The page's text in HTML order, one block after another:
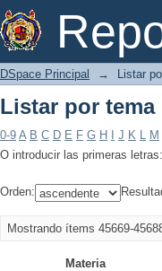
Listar por tema
DSpace Principal → Listar
Listar por tema
0-9 A B C D E F G H J K L M
O introducir las primeras letras:
Orden:
Mostrando ítems 45669-
Materia